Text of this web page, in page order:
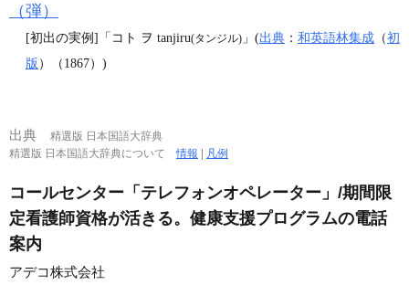
（弾）
[初出の実例]「コト ヲ tanjiru(タンジル) 」(出典 ： 和英語林集成 （初
版）（1867）)
出典
精選版 日本国語大辞典
精選版 日本国語大辞典について情報 | 凡例
コールセンター「テレフォンオペレーター」/期間限
定看護師資格が活きる。健康支援プログラムの電話
案内
アデコ株式会社